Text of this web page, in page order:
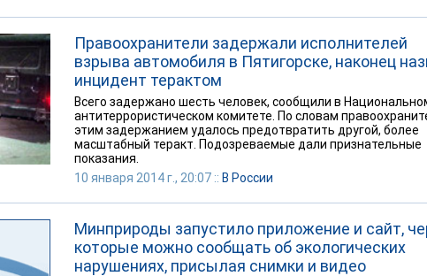
Правоохранители задержали исполнителей
взрыва автомобиля в Пятигорске, наконец
инцидент терактом
Всего задержано шесть человек, сообщили в
антитеррористическом комитете. По словам
этим задержанием удалось предотвратить другой, более
масштабный теракт. Подозреваемые дали признательные
показания.
10 января 2014 г., 20:07 :: В России
Минприроды запустило приложение и сайт,
которые можно сообщать об экологических
нарушениях, присылая снимки и видео